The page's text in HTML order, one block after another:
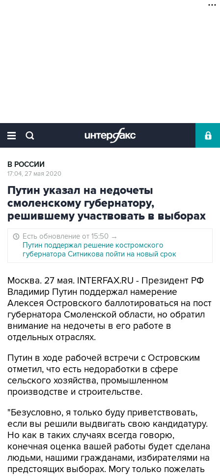
В РОССИИ
17:04, 27 мая 2020
Путин указал на недочеты
смоленскому губернатору,
решившему участвовать в выборах
Есть обновление от 15:50 →
Путин поддержал решение костромского
губернатора Ситникова пойти на новый срок
Москва. 27 мая. INTERFAX.RU - Президент РФ
Владимир Путин поддержал намерение
Алексея Островского баллотироваться на пост
губернатора Смоленской области, но обратил
внимание на недочеты в его работе в
отдельных отраслях.
Путин в ходе рабочей встречи с Островским
отметил, что есть недоработки в сфере
сельского хозяйства, промышленном
производстве и строительстве.
"Безусловно, я только буду приветствовать,
если вы решили выдвигать свою кандидатуру.
Но как в таких случаях всегда говорю,
конечная оценка вашей работы будет сделана
людьми, нашими гражданами, избирателями на
предстоящих выборах. Могу только пожелать